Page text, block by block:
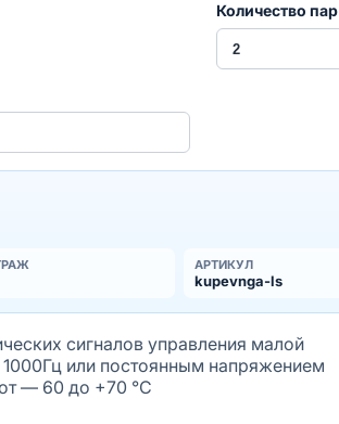
Количество пар
АРТИКУЛ
kupevnga-ls
сигналов управления малой
или постоянным напряжением
— 60 до +70 °С